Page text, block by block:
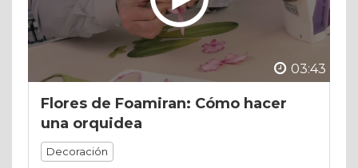
03:43
Flores de Foamiran: Cómo hacer
una orquidea
Decoración